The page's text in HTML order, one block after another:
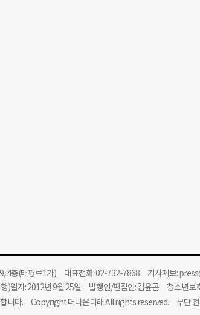
4층(태평로1가) 대표전화: 02-732-7868 기사제보:
)일자: 2012년 9월 25일 발행인/편집인: 김윤곤 청소년보
니다. Copyright 더나은미래 All rights reserved. 무단 전